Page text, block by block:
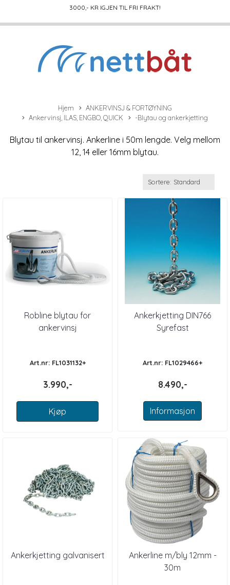
3000,- KR IGJEN TIL FRI FRAKT!
Hjem
ANKERVINSJ & FORTØYNING
Ankervinsj, ILAS, ENGBO, QUICK
-Blytau og ankerkjetting
Blytau til ankervinsj. Ankerline i 50m lengde. Velg mellom
12, 14 eller 16mm blytau.
Robline blytau for
ankervinsj
Art.nr: FL1031132+
3.990,-
Kjøp
Ankerkjetting DIN766
Syrefast
Art.nr: FL1029466+
8.490,-
Informasjon
Ankerkjetting galvanisert
Ankerline m/bly 12mm -
30m